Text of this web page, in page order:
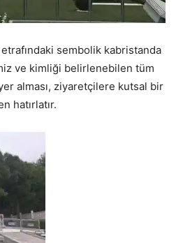
etrafındaki sembolik kabristanda
ve kimliği belirlenebilen tüm
alması, ziyaretçilere kutsal bir
hatırlatır.